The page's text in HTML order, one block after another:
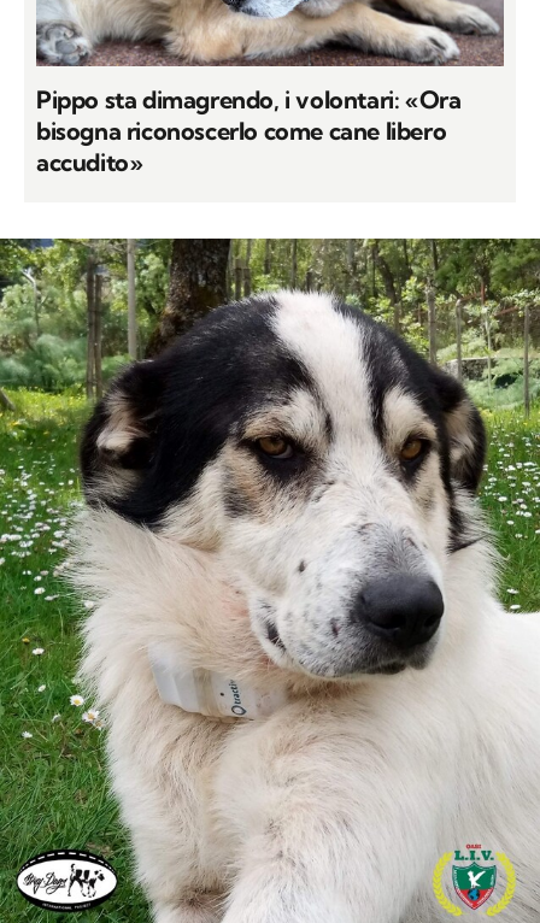
Pippo sta dimagrendo, i volontari: «Ora
bisogna riconoscerlo come cane libero
accudito»